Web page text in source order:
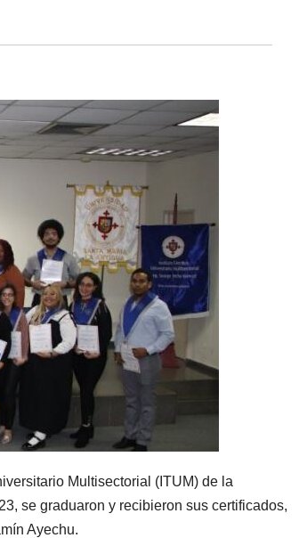
Multisectorial (ITUM) de la
se graduaron y recibieron sus certificados,
Ayechu.